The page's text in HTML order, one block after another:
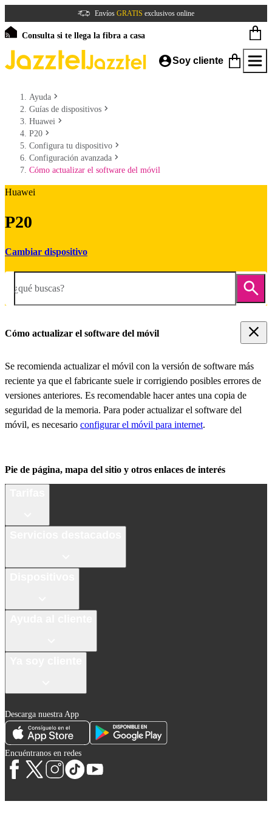
Envíos GRATIS exclusivos online
Consulta si te llega la fibra a casa
Soy cliente
Ayuda
Guías de dispositivos
Huawei
P20
Configura tu dispositivo
Configuración avanzada
Cómo actualizar el software del móvil
Huawei
P20
Cambiar dispositivo
¿qué buscas?
Cómo actualizar el software del móvil
Se recomienda actualizar el móvil con la versión de software más
reciente ya que el fabricante suele ir corrigiendo posibles errores de
versiones anteriores. Es recomendable hacer antes una copia de
seguridad de la memoria. Para poder actualizar el software del
móvil, es necesario configurar el móvil para internet.
Pie de página, mapa del sitio y otros enlaces de interés
Descarga nuestra App
Encuéntranos en redes